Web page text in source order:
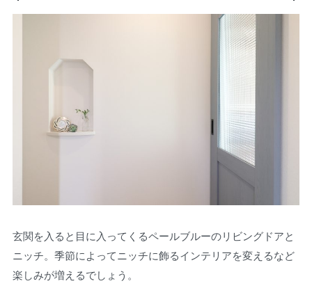
玄関を入ると目に入ってくるペールブルーのリビングドアと
ニッチ。季節によってニッチに飾るインテリアを変えるなど
楽しみが増えるでしょう。